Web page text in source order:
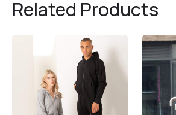
Related Products